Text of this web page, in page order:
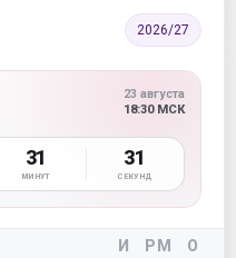
2026/27
23 августа
18:30 МСК
31
МИНУТ
29
СЕКУНД
И РМ О